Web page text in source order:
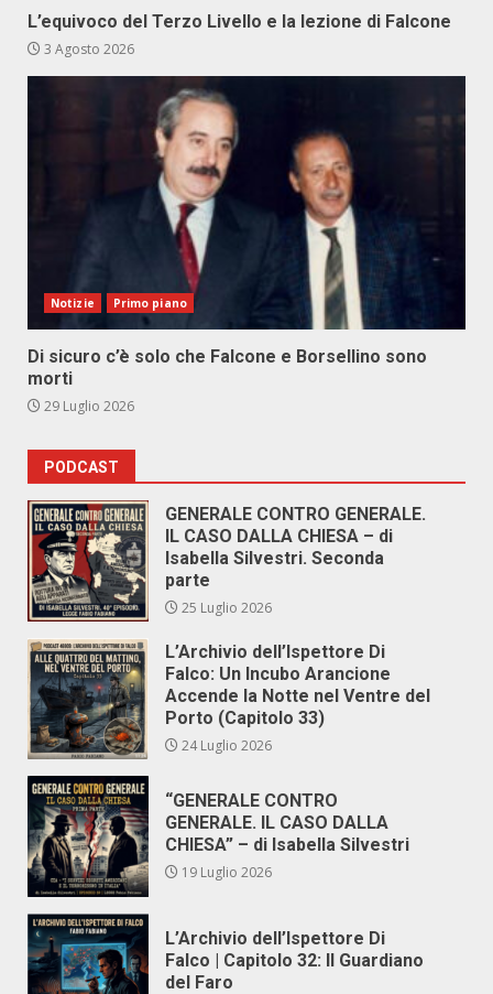
L’equivoco del Terzo Livello e la lezione di Falcone
3 Agosto 2026
Notizie Primo piano
Di sicuro c’è solo che Falcone e Borsellino sono
morti
29 Luglio 2026
PODCAST
GENERALE CONTRO GENERALE.
IL CASO DALLA CHIESA – di
Isabella Silvestri. Seconda
parte
25 Luglio 2026
L’Archivio dell’Ispettore Di
Falco: Un Incubo Arancione
Accende la Notte nel Ventre del
Porto (Capitolo 33)
24 Luglio 2026
“GENERALE CONTRO
GENERALE. IL CASO DALLA
CHIESA” – di Isabella Silvestri
19 Luglio 2026
L’Archivio dell’Ispettore Di
Falco | Capitolo 32: Il Guardiano
del Faro